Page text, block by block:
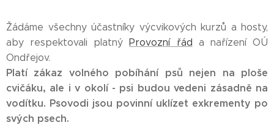
Žádáme všechny účastníky výcvikových kurzů a hosty,
aby respektovali platnýProvozní řád a nařízení OÚ
Ondřejov.
Platí zákaz volného pobíhání psů nejen na ploše
cvičáku, ale i v okolí - psi budou vedeni zásadně na
vodítku. Psovodi jsou povinní uklízet exkrementy po
svých psech.